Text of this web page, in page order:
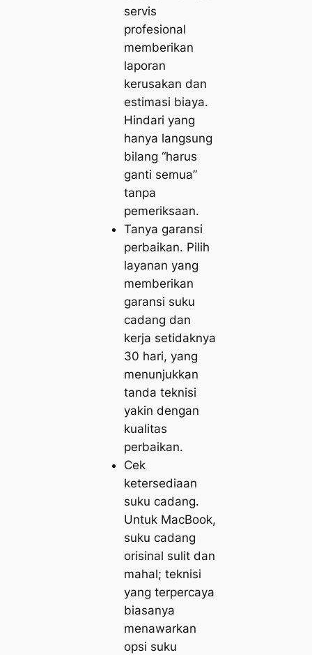
servis
profesional
memberikan
laporan
kerusakan dan
estimasi biaya.
Hindari yang
hanya langsung
bilang “harus
ganti semua”
tanpa
pemeriksaan.
Tanya garansi
perbaikan. Pilih
layanan yang
memberikan
garansi suku
cadang dan
kerja setidaknya
30 hari, yang
menunjukkan
tanda teknisi
yakin dengan
kualitas
perbaikan.
Cek
ketersediaan
suku cadang.
Untuk MacBook,
suku cadang
orisinal sulit dan
mahal; teknisi
yang terpercaya
biasanya
menawarkan
opsi suku